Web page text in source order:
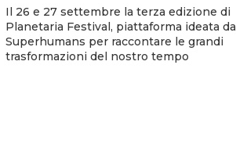
Il 26 e 27 settembre la terza edizione di
Planetaria Festival, piattaforma ideata da
Superhumans per raccontare le grandi
trasformazioni del nostro tempo